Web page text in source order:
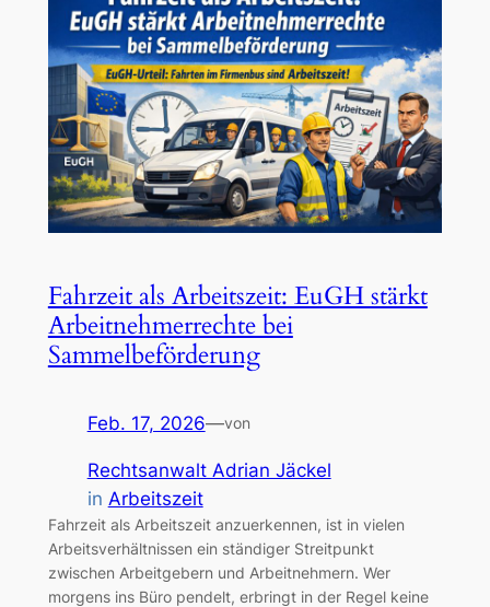
Fahrzeit als Arbeitszeit: EuGH stärkt
Arbeitnehmerrechte bei
Sammelbeförderung
Feb. 17, 2026—von
Rechtsanwalt Adrian Jäckel
in Arbeitszeit
Fahrzeit als Arbeitszeit anzuerkennen, ist in vielen
Arbeitsverhältnissen ein ständiger Streitpunkt
zwischen Arbeitgebern und Arbeitnehmern. Wer
morgens ins Büro pendelt, erbringt in der Regel keine